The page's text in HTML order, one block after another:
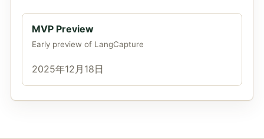
MVP Preview
Early preview of LangCapture
2025年12月18日